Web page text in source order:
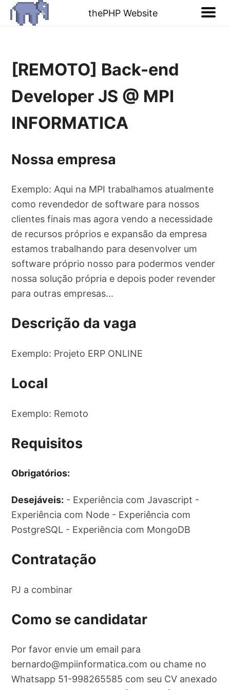
thePHP Website
[REMOTO] Back-end
Developer JS @ MPI
INFORMATICA
Nossa empresa
Exemplo: Aqui na MPI trabalhamos atualmente
como revendedor de software para nossos
clientes finais mas agora vendo a necessidade
de recursos próprios e expansão da empresa
estamos trabalhando para desenvolver um
software próprio nosso para podermos vender
nossa solução própria e depois poder revender
para outras empresas...
Descrição da vaga
Exemplo: Projeto ERP ONLINE
Local
Exemplo: Remoto
Requisitos
Obrigatórios:
Desejáveis: - Experiência com Javascript -
Experiência com Node - Experiência com
PostgreSQL - Experiência com MongoDB
Contratação
PJ a combinar
Como se candidatar
Por favor envie um email para
bernardo@mpiinformatica.com ou chame no
Whatsapp 51-998265585 com seu CV anexado